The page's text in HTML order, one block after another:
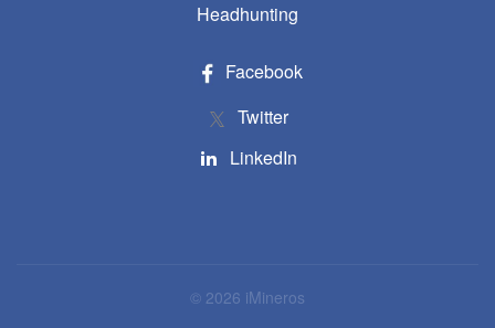
Headhunting
Facebook
Twitter
LinkedIn
© 2026 iMineros